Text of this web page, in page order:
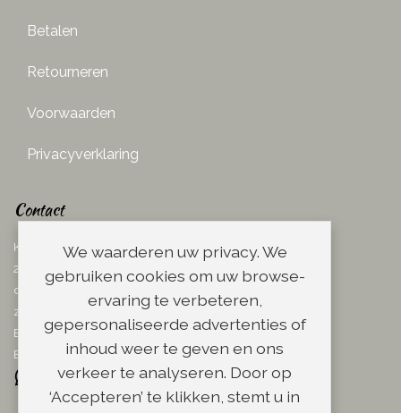
Betalen
Retourneren
Voorwaarden
Privacyverklaring
Contact
Ketelboetersteeg 29
2311 TN Leiden
dins. - vrij. 08.00 - 17.00 uur
zaterdag 08.00 - 13.00 uur
Email:info@scheerwinkel.nl
Bel: 071 - 5128188
We waarderen uw privacy. We
gebruiken cookies om uw browse-
ervaring te verbeteren,
gepersonaliseerde advertenties of
inhoud weer te geven en ons
verkeer te analyseren. Door op
‘Accepteren’ te klikken, stemt u in